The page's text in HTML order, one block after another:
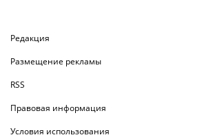
Редакция
Размещение рекламы
RSS
Правовая информация
Условия использования